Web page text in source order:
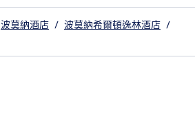
波莫納酒店 / 波莫納希爾頓逸林酒店 /